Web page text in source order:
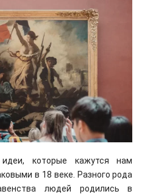
которые кажутся нам
в 18 веке. Разного рода
людей родились в